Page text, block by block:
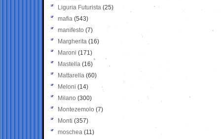
Liguria Futurista (25)
mafia (543)
manifesto (7)
Margherita (16)
Maroni (171)
Mastella (16)
Mattarella (60)
Meloni (14)
Milano (300)
Montezemolo (7)
Monti (357)
moschea (11)